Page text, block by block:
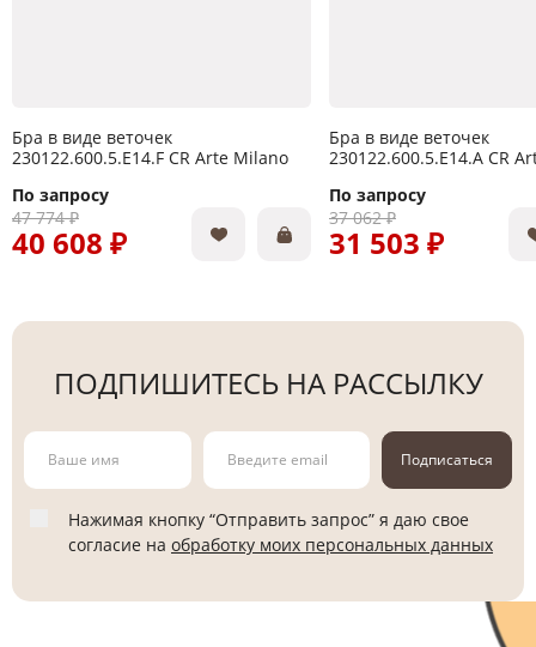
Бра в виде веточек
230122.600.5.E14.F CR Arte Milano
По запросу
47 774 ₽
40 608 ₽
Бра в виде веточек
230122.600.5.E14.A CR
По запросу
37 062 ₽
31 503 ₽
ПОДПИШИТЕСЬ НА РАССЫЛКУ
Подписаться
Нажимая кнопку “Отправить запрос” я даю свое
согласие на обработку моих персональных данных